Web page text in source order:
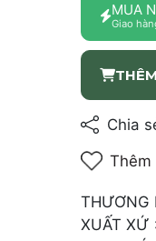
MUA
Giao
Chia
Thêm
THƯƠNG
XUẤT XỨ